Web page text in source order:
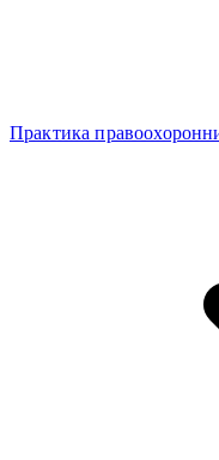
Практика